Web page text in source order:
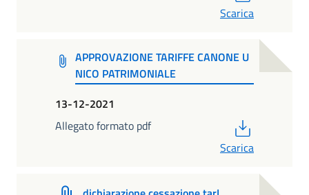
Scarica
APPROVAZIONE TARIFFE CANONE U
NICO PATRIMONIALE
13-12-2021
Allegato formato pdf
Scarica